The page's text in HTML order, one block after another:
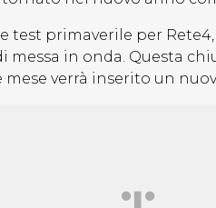
test primaverile per
in onda. Questa
verrà inserito un